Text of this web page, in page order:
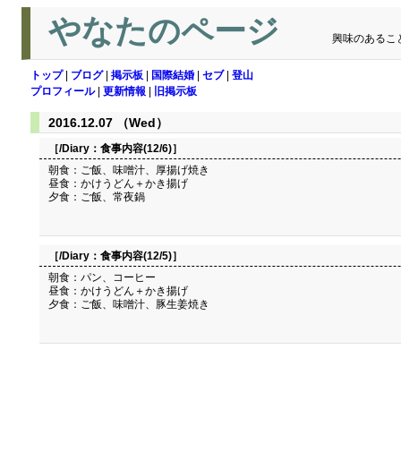
やなたのページ 興味のあるこ
トップ| ブログ| 掲示板 国際結婚 セブ| 登山
プロフィール| 更新情報 旧掲示板
2016.12.07 （Wed）
［/Diary： 食事内容(12/6)］
朝食：ご飯、味噌汁、厚揚げ焼き
昼食：かけうどん＋かき揚げ
夕食：ご飯、常夜鍋
［/Diary： 食事内容(12/5)］
朝食：パン、コーヒー
昼食：かけうどん＋かき揚げ
夕食：ご飯、味噌汁、豚生姜焼き